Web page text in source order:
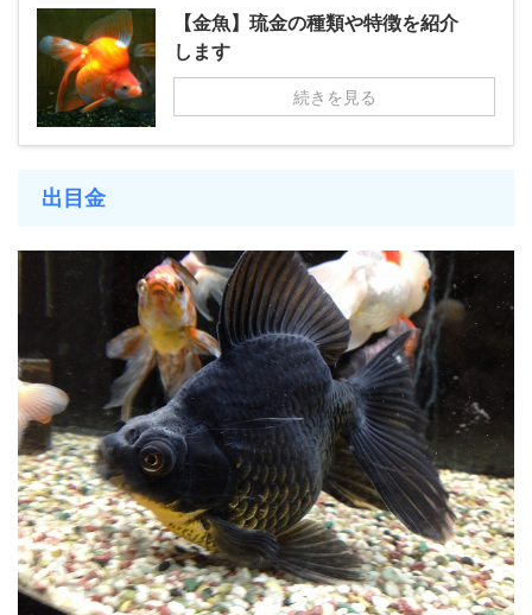
【金魚】琉金の種類や特徴を紹介
します
続きを見る
出目金